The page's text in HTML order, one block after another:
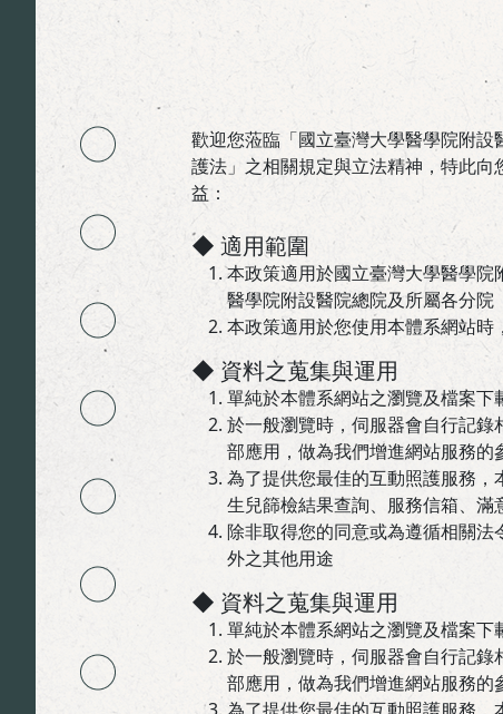
歡迎您蒞臨「國立臺灣大學醫學院附
護法」之相關規定與立法精神，特此
益：
◆ 適用範圍
本政策適用於國立臺灣大學醫學
醫學院附設醫院總院及所屬各分院
本政策適用於您使用本體系網站時
◆ 資料之蒐集與運用
單純於本體系網站之瀏覽及檔案
於一般瀏覽時，伺服器會自行記
部應用，做為我們增進網站服務的
為了提供您最佳的互動照護服務
生兒篩檢結果查詢、服務信箱、滿
除非取得您的同意或為遵循相關
外之其他用途
◆ 資料之蒐集與運用
單純於本體系網站之瀏覽及檔案下
於一般瀏覽時，伺服器會自行記
部應用，做為我們增進網站服務的